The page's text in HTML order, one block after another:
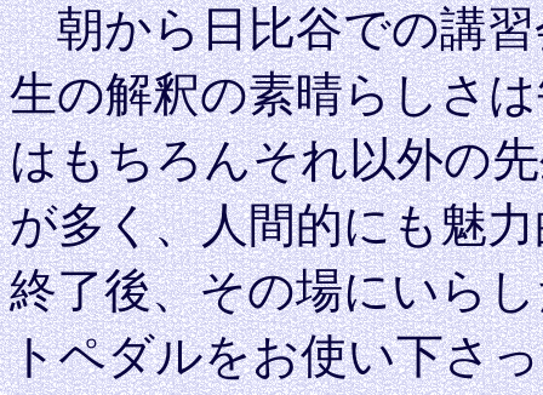
朝から日比谷での講習
生の解釈の素晴らしさ
はもちろんそれ以外の
が多く、人間的にも魅
終了後、その場にいら
トペダルをお使い下さ